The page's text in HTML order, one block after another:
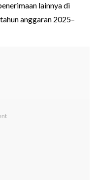
lainnya di
anggaran 2025–